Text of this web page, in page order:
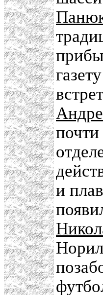
почти
и